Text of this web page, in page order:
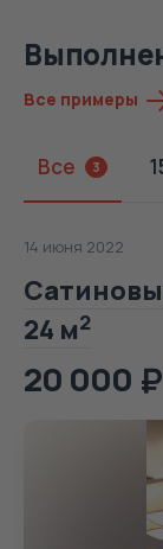
Все примеры
Все 3
14 июня 2022
24 м2
20 000